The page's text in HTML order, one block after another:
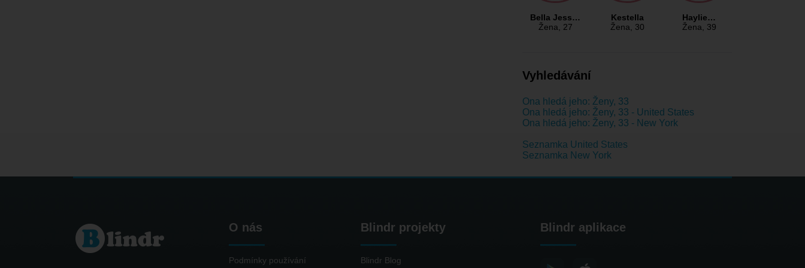
Bella Jess…
Žena, 27
Kestella
Žena, 30
Haylie…
Žena, 39
Vyhledávání
Ona hledá jeho: Ženy, 33
Ona hledá jeho: Ženy, 33 - United States
Ona hledá jeho: Ženy, 33 - New York
Seznamka United States
Seznamka New York
O nás
Podmínky používání
Blindr projekty
Blindr Blog
Blindr aplikace